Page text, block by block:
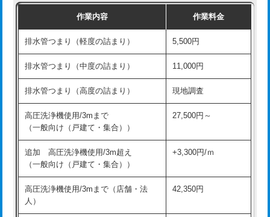
現場見積
※給水管工事は20mmまでの価格です。
持込商品取付（単水栓） 13,200円
持込商品取付（混合水栓） 16,500円
持込商品取付（浄水器・分岐水栓） 16,500円
給水管工事※（ホール加工) 16,500円
給水管工事※（バンド止め) 3,300円
給水管工事※（支持金具設置)
給水管工事※（保温材使用（バンド止
め込み）)
5,500円
給水管工事※（土の掘削・埋め戻し作
業)
11,000円
作業内容 作業料金
排水管つまり（軽度の詰まり） 5,500円
排水管つまり（中度の詰まり） 11,000円
排水管つまり（高度の詰まり） 現地調査
高圧洗浄機使用/3mまで
（一般向け（戸建て・集合））
27,500円～
追加 高圧洗浄機使用/3m超え
（一般向け（戸建て・集合））
+3,300円/ｍ
高圧洗浄機使用/3mまで（店舗・法
人）
42,350円